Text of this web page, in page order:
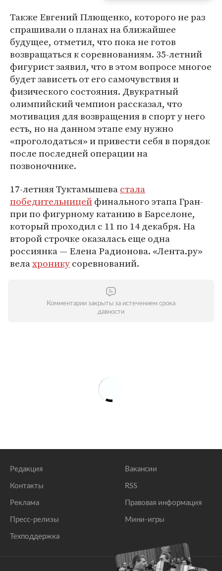
Также Евгений Плющенко, которого не раз
спрашивали о планах на ближайшее
будущее, отметил, что пока не готов
возвращаться к соревнованиям. 35-летний
фигурист заявил, что в этом вопросе многое
будет зависеть от его самочувствия и
физического состояния. Двукратный
олимпийский чемпион рассказал, что
мотивация для возвращения в спорт у него
есть, но на данном этапе ему нужно
«проголодаться» и привести себя в порядок
после последней операции на
позвоночнике.
17-летняя Туктамышевастала
победительницейфинального этапа Гран-
при по фигурному катанию в Барселоне,
который проходил с 11 по 14 декабря. На
второй строчке оказалась еще одна
россиянка — Елена Радионова. «Лента.ру»
велахроникусоревнований.
Комментарии закрыты за истечением срока
давности
Редакция
Контакты
Реклама
Пресс-релизы
Техподдержка
Вакансии
RSS
Правовая информация
Мини-игры